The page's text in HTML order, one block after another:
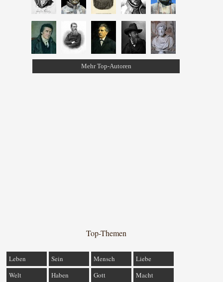
Mehr Top-Autoren
Top-Themen
Leben Sein Mensch
Liebe
Welt
Haben Gott Macht